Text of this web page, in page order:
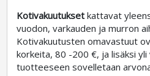
Kotivakuutukset kattavat
vuodon, varkauden ja murron
Kotivakuutusten omavastuut
korkeita, 80 -200 €, ja lisäksi yli
tuotteeseen sovelletaan